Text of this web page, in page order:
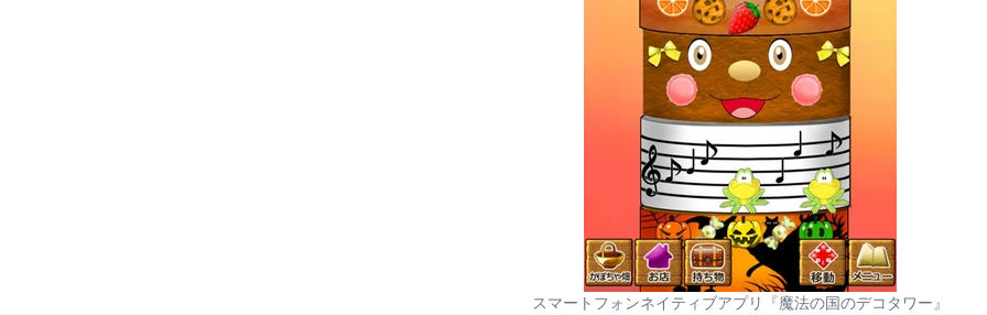
スマートフォンネイティブアプリ『魔法の国のデコタワー』